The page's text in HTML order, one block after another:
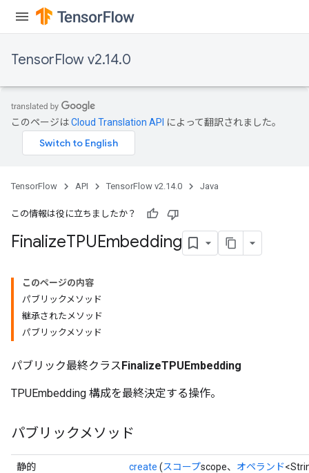
TensorFlow v2.14.0
このページはCloud Translation API によって翻訳されました。
TensorFlow API TensorFlow v2.14.0 Java
この情報は役に立ちましたか？
FinalizeTPUEmbedding
このページの内容
パブリックメソッド
継承されたメソッド
パブリックメソッド
パブリック最終クラスFinalizeTPUEmbedding
TPUEmbedding 構成を最終決定する操作。
パブリックメソッド
静的
create (スコープscope、 オペランド